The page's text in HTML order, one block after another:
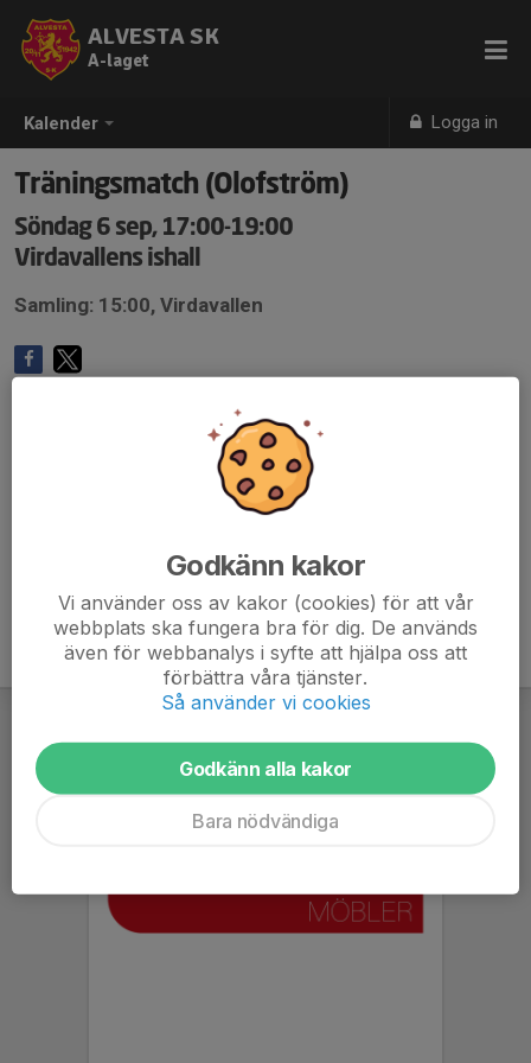
Kalender Logga in
ALVESTA SK
A-laget
Träningsmatch (Olofström)
Söndag 6 sep, 17:00-19:00
Virdavallens ishall
Samling: 15:00, Virdavallen
Godkänn kakor
Vi använder oss av kakor (cookies) för att vår
webbplats ska fungera bra för dig. De används
även för webbanalys i syfte att hjälpa oss att
förbättra våra tjänster.
Så använder vi cookies
Godkänn alla kakor
Bara nödvändiga